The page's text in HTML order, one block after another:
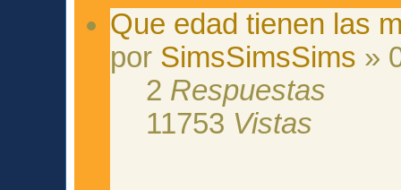
Que edad tienen las
por SimsSimsSims »
2 Respuestas
11753 Vistas